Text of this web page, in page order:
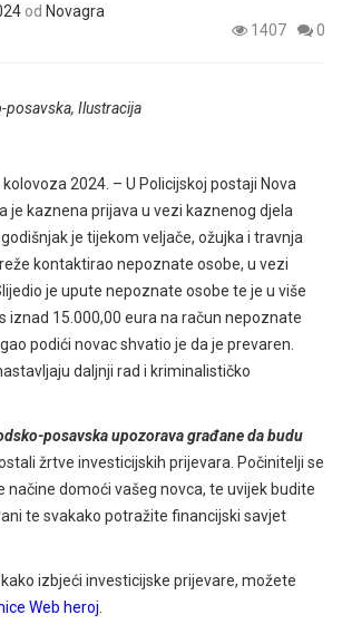
od Novagra
1407
0
Ilustracija
kolovoza 2024. – U Policijskoj postaji Nova
je kaznena prijava u vezi kaznenog djela
godišnjak je tijekom veljače, ožujka i travnja
kontaktirao nepoznate osobe, u vezi
je upute nepoznate osobe te je u više
iznad 15.000,00 eura na račun nepoznate
podići novac shvatio je da je prevaren.
daljnji rad i kriminalističko
posavska upozorava građane da budu
žrtve investicijskih prijevara. Počinitelji se
načine domoći vašeg novca, te uvijek budite
te svakako potražite financijski savjet
izbjeći investicijske prijevare, možete
Web heroj